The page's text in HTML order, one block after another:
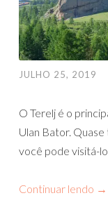
JULHO 25, 2019
O Terelj é o
Ulan Bator.
você pode visitá-
Continuar lendo →